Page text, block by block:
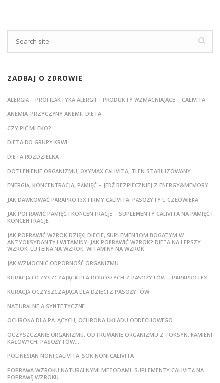
ZADBAJ O ZDROWIE
ALERGIA – PROFILAKTYKA ALERGII – PRODUKTY WZMACNIAJĄCE – CALIVITA
ANEMIA, PRZYCZYNY ANEMII, DIETA
CZY PIĆ MLEKO?
DIETA DO GRUPY KRWI
DIETA ROZDZIELNA
DOTLENIENIE ORGANIZMU, OXYMAX CALIVITA, TLEN STABILIZOWANY
ENERGIA, KONCENTRACJA, PAMIĘĆ – JEDŹ BEZPIECZNIEJ Z ENERGY&MEMORY
JAK DAWKOWAĆ PARAPROTEX FIRMY CALIVITA, PASOŻYTY U CZŁOWIEKA
JAK POPRAWIĆ PAMIĘĆ I KONCENTRACJE – SUPLEMENTY CALIVITA NA PAMIĘĆ I
KONCENTRACJE
JAK POPRAWIĆ WZROK DZIĘKI DIECIE, SUPLEMENTOM BOGATYM W
ANTYOKSYDANTY I WITAMINY. JAK POPRAWIĆ WZROK? DIETA NA LEPSZY
WZROK. LUTEINA NA WZROK. WITAMINY NA WZROK.
JAK WZMOCNIĆ ODPORNOŚĆ ORGANIZMU
KURACJA OCZYSZCZAJĄCA DLA DOROSŁYCH Z PASOŻYTÓW – PARAPROTEX
KURACJA OCZYSZCZAJĄCA DLA DZIECI Z PASOŻYTÓW
NATURALNE A SYNTETYCZNE
OCHRONA DLA PALĄCYCH, OCHRONA UKŁADU ODDECHOWEGO
OCZYSZCZANIE ORGANIZMU, ODTRUWANIE ORGANIZMU Z TOKSYN, KAMIENI
KAŁOWYCH, PASOŻYTÓW…
POLINESIAN NONI CALIVITA, SOK NONI CALIVITA
POPRAWA WZROKU NATURALNYMI METODAMI. SUPLEMENTY CALIVITA NA
POPRAWĘ WZROKU